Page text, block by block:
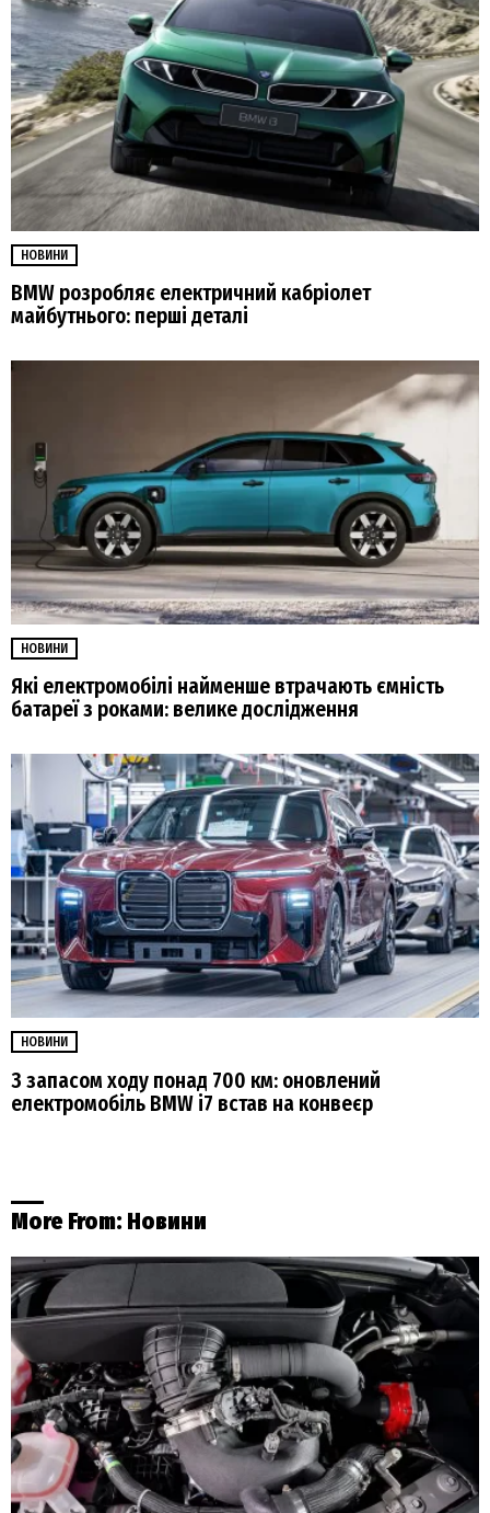
НОВИНИ
BMW розробляє електричний кабріолет
майбутнього: перші деталі
НОВИНИ
Які електромобілі найменше втрачають ємність
батареї з роками: велике дослідження
НОВИНИ
З запасом ходу понад 700 км: оновлений
електромобіль BMW i7 встав на конвеєр
More From: Новини